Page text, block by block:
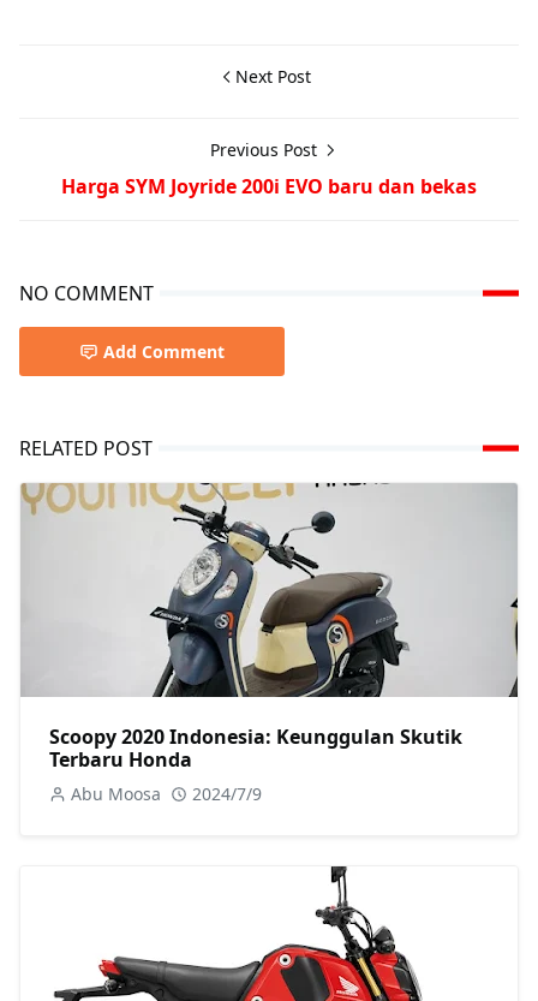
Next Post
Previous Post
Harga SYM Joyride 200i EVO baru dan bekas
NO COMMENT
Add Comment
RELATED POST
Scoopy 2020 Indonesia: Keunggulan Skutik
Terbaru Honda
Abu Moosa 2024/7/9